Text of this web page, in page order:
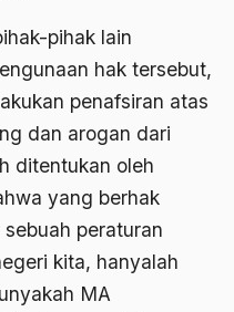
pihak lain
hak tersebut,
penafsiran atas
dan arogan dari
ditentukan oleh
yang berhak
peraturan
kita, hanyalah
MA